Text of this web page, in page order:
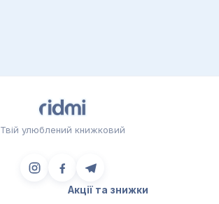
Твій улюблений книжковий
Акції та знижки